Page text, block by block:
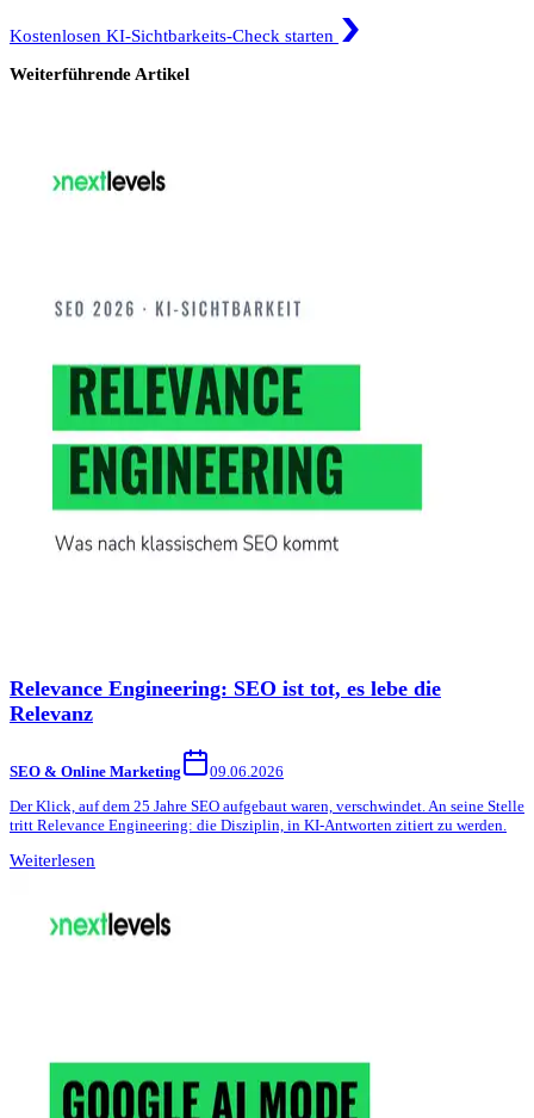
Kostenlosen KI-Sichtbarkeits-Check starten
Weiterführende Artikel
Relevance Engineering: SEO ist tot, es lebe die
Relevanz
SEO & Online Marketing
09.06.2026
Der Klick, auf dem 25 Jahre SEO aufgebaut waren, verschwindet. An seine Stelle
tritt Relevance Engineering: die Disziplin, in KI-Antworten zitiert zu werden.
Weiterlesen